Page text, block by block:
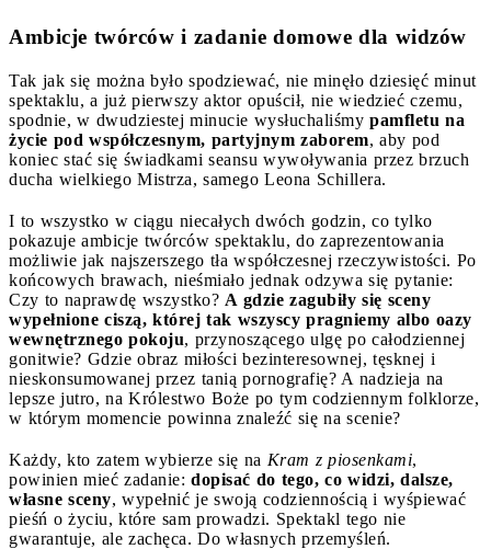
Ambicje twórców i zadanie domowe dla widzów
Tak jak się można było spodziewać, nie minęło dziesięć minut
spektaklu, a już pierwszy aktor opuścił, nie wiedzieć czemu,
spodnie, w dwudziestej minucie wysłuchaliśmy pamfletu na
życie pod współczesnym, partyjnym zaborem, aby pod
koniec stać się świadkami seansu wywoływania przez brzuch
ducha wielkiego Mistrza, samego Leona Schillera.
I to wszystko w ciągu niecałych dwóch godzin, co tylko
pokazuje ambicje twórców spektaklu, do zaprezentowania
możliwie jak najszerszego tła współczesnej rzeczywistości. Po
końcowych brawach, nieśmiało jednak odzywa się pytanie:
Czy to naprawdę wszystko? A gdzie zagubiły się sceny
wypełnione ciszą, której tak wszyscy pragniemy albo oazy
wewnętrznego pokoju, przynoszącego ulgę po całodziennej
gonitwie? Gdzie obraz miłości bezinteresownej, tęsknej i
nieskonsumowanej przez tanią pornografię? A nadzieja na
lepsze jutro, na Królestwo Boże po tym codziennym folklorze,
w którym momencie powinna znaleźć się na scenie?
Każdy, kto zatem wybierze się na Kram z piosenkami,
powinien mieć zadanie: dopisać do tego, co widzi, dalsze,
własne sceny, wypełnić je swoją codziennością i wyśpiewać
pieśń o życiu, które sam prowadzi. Spektakl tego nie
gwarantuje, ale zachęca. Do własnych przemyśleń.